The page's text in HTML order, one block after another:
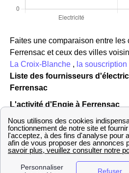
Faites une comparaison entre les
Ferrensac et ceux des villes
La Croix-Blanche , la
Liste des fournisseurs
Ferrensac
L'activité d'Engie à Ferrensac
Engie (anciennement GDF-
de l'énergie à Ferrensac (47330)
France. L'entreprise est le
en France et est le seul à pouvoir
les tarifs réglementés du gaz sur